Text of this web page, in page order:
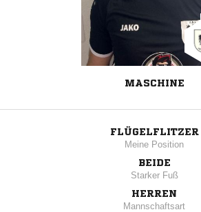
MASCHINE
FLÜGELFLITZER
Meine Position
BEIDE
Starker Fuß
HERREN
Mannschaftsart